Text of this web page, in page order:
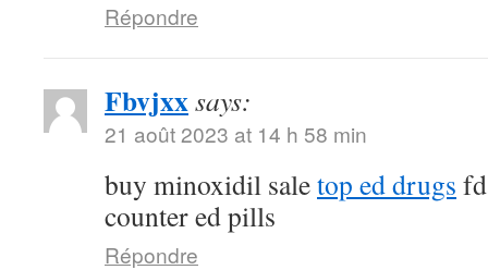
Répondre
Fbvjxxsays:
21 août 2023 at 14 h 58 min
buy minoxidil saletop ed drugs
counter ed pills
Répondre